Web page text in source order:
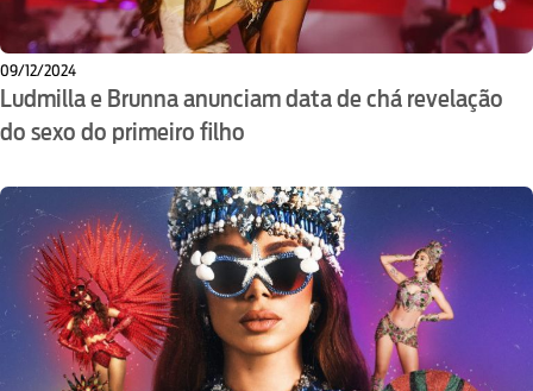
09/12/2024
Ludmilla e Brunna anunciam data de chá revelação
do sexo do primeiro filho